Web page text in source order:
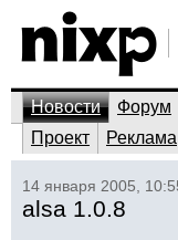
Новости Форум
Проект
Реклама
14 января 2005,
alsa 1.0.8